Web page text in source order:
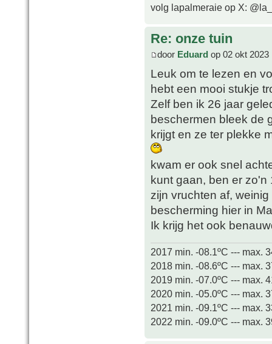
volg lapalmeraie op X:
Re: onze tuin
door Eduard op 02 okt 2023
Leuk om te lezen en
hebt een mooi stukje
Zelf ben ik 26 jaar
beschermen bleek de
krijgt en ze ter plekke
kwam er ook snel
kunt gaan, ben er
zijn vruchten af,
bescherming hier in
Ik krijg het ook
2017 min. -08.1ºC --- max.
2018 min. -08.6ºC --- max.
2019 min. -07.0ºC --- max.
2020 min. -05.0ºC --- max.
2021 min. -09.1ºC --- max.
2022 min. -09.0ºC --- max.